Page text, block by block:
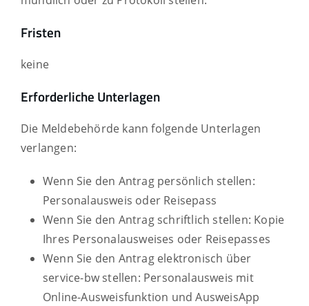
Fristen
keine
Erforderliche Unterlagen
Die Meldebehörde kann folgende Unterlagen
verlangen:
Wenn Sie den Antrag persönlich stellen:
Personalausweis oder Reisepass
Wenn Sie den Antrag schriftlich stellen: Kopie
Ihres Personalausweises oder Reisepasses
Wenn Sie den Antrag elektronisch über
service-bw stellen: Personalausweis mit
Online-Ausweisfunktion und AusweisApp